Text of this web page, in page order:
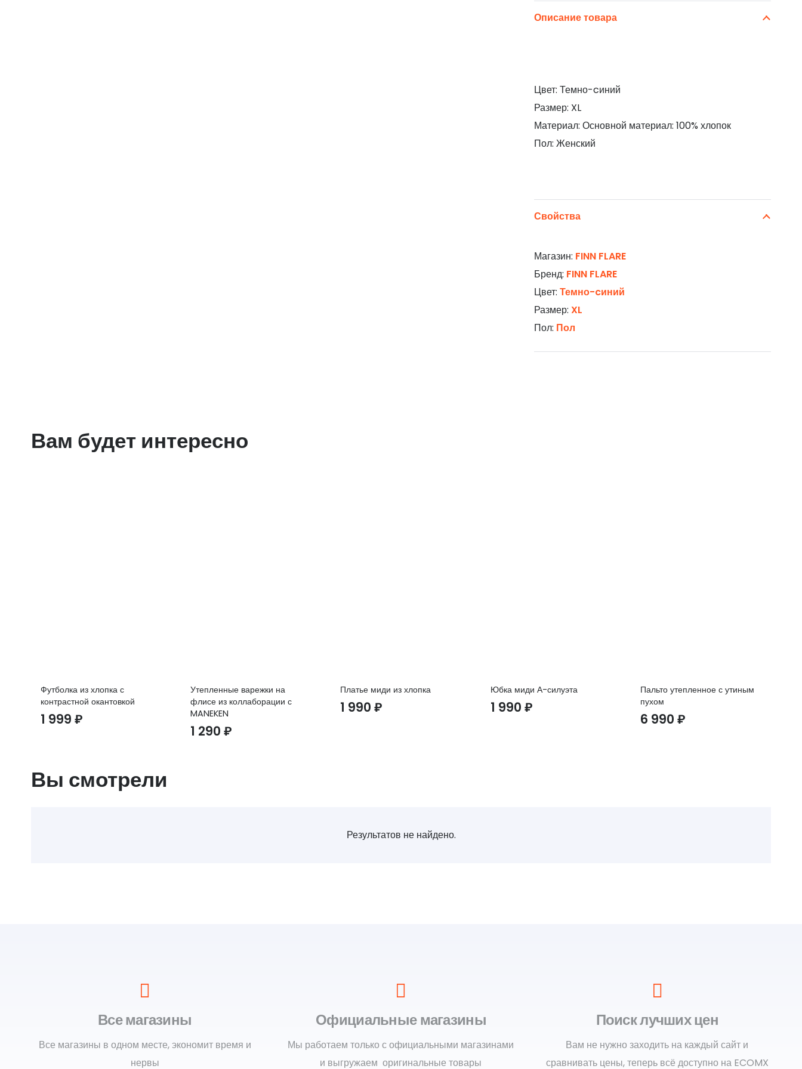
Описание товара
Цвет: Темно-cиний
Размер: XL
Материал: Основной материал: 100% хлопок
Пол: Женский
Свойства
Магазин: FINN FLARE
Бренд: FINN FLARE
Цвет: Темно-cиний
Размер: XL
Пол: Пол
Вам будет интересно
Футболка из хлопка с
контрастной окантовкой
1 999 ₽
Утепленные варежки на
флисе из коллаборации с
MANEKEN
1 290₽
Платье миди из хлопка
1 990₽
Юбка миди А-силуэта
1 990 ₽
Пальто утепленное с утиным
пухом
6 990 ₽
Вы смотрели
Результатов не найдено.
Все магазины
Все магазины в одном месте, экономит время и
нервы
Официальные магазины
Мы работаем только с официальными магазинами
и выгружаем оригинальные товары
Поиск лучших цен
Вам не нужно заходить на каждый сайт и
сравнивать цены, теперь всё доступно на ECOMX